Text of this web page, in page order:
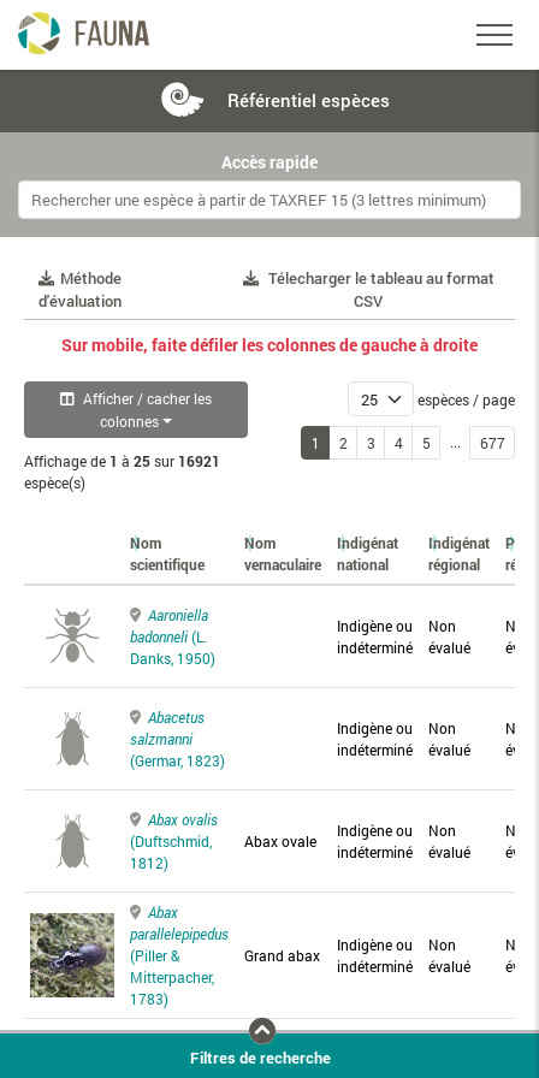
Référentiel espèces
Accès rapide
Méthode
d'évaluation
Télecharger le tableau au format
CSV
Sur mobile, faite défiler les colonnes de gauche à droite
Afficher / cacher les
colonnes
Affichage de 1 à 25sur 16921
espèce(s)
espèces / page
1 2 3 4 5 ... 677
Nom
scientifique
Nom
vernaculaire
Indigénat
national
Indigénat
régional
Aaroniella
badonneli(L.
Danks, 1950)
Indigène ou
indéterminé
Non
évalué
Non
Abacetus
salzmanni
(Germar, 1823)
Indigène ou
indéterminé
Non
évalué
Non
Abax ovalis
(Duftschmid,
1812)
Abax ovale
Indigène ou
indéterminé
Non
évalué
Non
Abax
parallelepipedus
(Piller &
Mitterpacher,
1783)
Grand abax
Indigène ou
indéterminé
Non
évalué
Non
Abax
Abax
Filtres de recherche